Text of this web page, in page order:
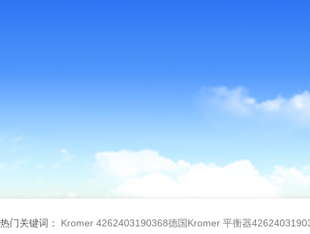
热门关键词： Kromer 4262403190368德国Kromer 平衡器